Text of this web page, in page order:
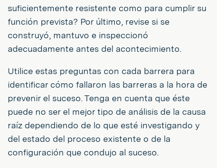
suficientemente resistente como para cumplir su
función prevista? Por último, revise si se
construyó, mantuvo e inspeccionó
adecuadamente antes del acontecimiento.
Utilice estas preguntas con cada barrera para
identificar cómo fallaron las barreras a la hora de
prevenir el suceso. Tenga en cuenta que éste
puede no ser el mejor tipo de análisis de la causa
raíz dependiendo de lo que esté investigando y
del estado del proceso existente o de la
configuración que condujo al suceso.